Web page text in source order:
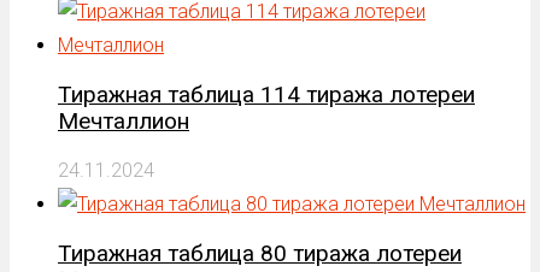
Тиражная таблица 114 тиража лотереи
Мечталлион
24.11.2024
Тиражная таблица 80 тиража лотереи